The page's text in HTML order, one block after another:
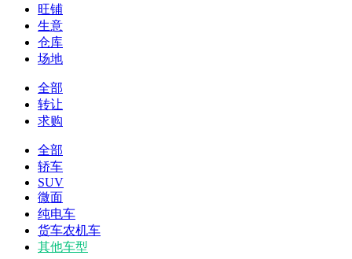
旺铺
生意
仓库
场地
全部
转让
求购
全部
轿车
SUV
微面
纯电车
货车农机车
其他车型